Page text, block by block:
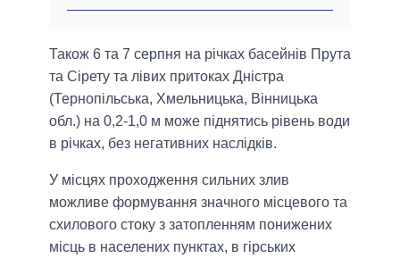
Також 6 та 7 серпня на річках басейнiв Прута
та Сiрету та лiвих притоках Днiстра
(Тернопiльська, Хмельницька, Вiнницька
обл.) на 0,2-1,0 м може піднятись рівень води
в річках, без негативних наслідків.
У мiсцях проходження сильних злив
можливе формування значного мiсцевого та
схилового стоку з затопленням понижених
мiсць в населених пунктах, в гiрських